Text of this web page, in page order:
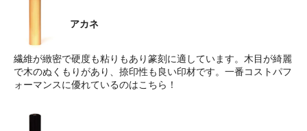
アカネ
繊維が緻密で硬度も粘りもあり篆刻に適しています。木目が綺麗
で木のぬくもりがあり、捺印性も良い印材です。一番コストパフ
ォーマンスに優れているのはこちら！